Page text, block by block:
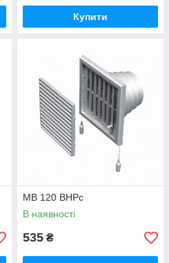
Купити
МВ 120 ВНРс
В наявності
535 ₴